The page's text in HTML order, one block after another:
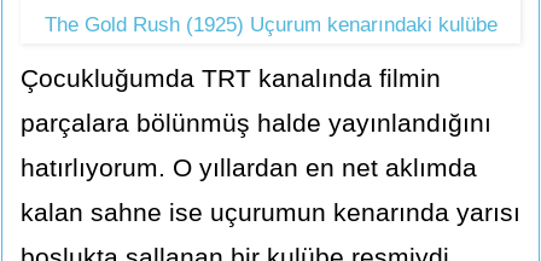
The Gold Rush (1925) Uçurum kenarındaki kulübe
Çocukluğumda TRT kanalında filmin
parçalara bölünmüş halde yayınlandığını
hatırlıyorum. O yıllardan en net aklımda
kalan sahne ise uçurumun kenarında yarısı